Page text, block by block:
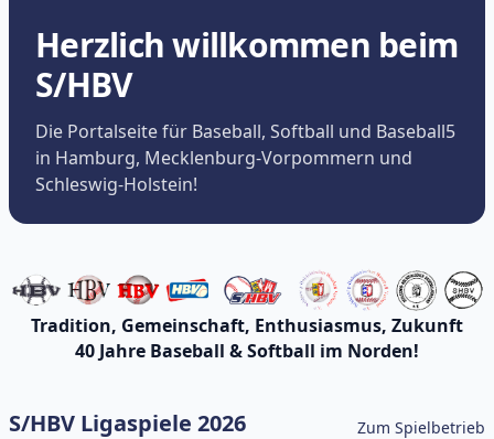
Herzlich willkommen beim
S/HBV
Die Portalseite für Baseball, Softball und Baseball5
in Hamburg, Mecklenburg-Vorpommern und
Schleswig-Holstein!
Tradition, Gemeinschaft, Enthusiasmus, Zukunft
40 Jahre Baseball & Softball im Norden!
S/HBV Ligaspiele 2026 Zum Spielbetrieb